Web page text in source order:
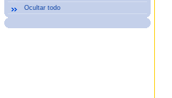
Ocultar todo